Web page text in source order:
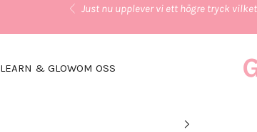
Föregående
Just nu upplever vi ett högre tryck
LEARN & GLOWOM OSS